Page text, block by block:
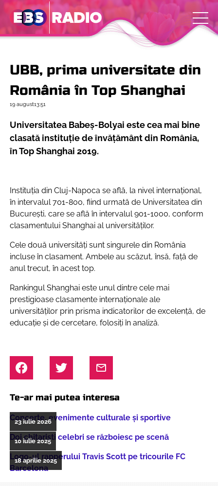
UBB, prima universitate din
România în Top Shanghai
19 august13:51
Universitatea Babeș-Bolyai este cea mai bine
clasată instituție de învățământ din România,
în Top Shanghai 2019.
Instituția din Cluj-Napoca se află, la nivel internațional,
în intervalul 701-800, fiind urmată de Universitatea din
București, care se află în intervalul 901-1000, conform
clasamentului Shanghai al universităților.
Cele două universități sunt singurele din România
incluse în clasament. Ambele au scăzut, însă, față de
anul trecut, în acest top.
Rankingul Shanghai este unul dintre cele mai
prestigioase clasamente internaționale ale
universităților prin prisma indicatorilor de excelenţă, de
educaţie şi de cercetare, folosiţi în analiză.
Te-ar mai putea interesa
Concerte, evenimente culturale şi sportive
23 iulie 2026
Doi chitarişti celebri se războiesc pe scenă
10 iulie 2025
Logo-ul rapperului Travis Scott pe tricourile FC
Barcelona
18 aprilie 2025